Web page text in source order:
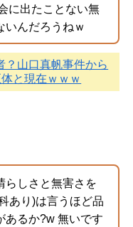
に出たことない無
いんだろうねｗ
？山口真帆事件から
と現在ｗｗｗ
らしさと無害さを
あり)は言うほど品
あるか?w 無いです